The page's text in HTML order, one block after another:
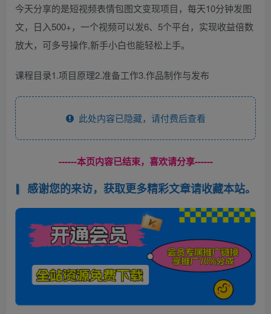
今天分享的是短视频表情包图文变现项目，每天10分钟发图
文，日入500+，一个视频可以发6、5个平台，实现收益倍数
放大，可多号操作,新手小白也能轻松上手。
课程目录1.项目原理2.准备工作3.作品制作与发布
此处内容已隐藏，请付费后查看
------本页内容已结束，喜欢请分享------
感谢您的来访，获取更多精彩文章请收藏本站。